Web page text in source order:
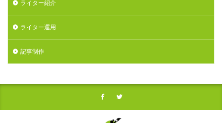
ライター紹介
ライター運用
記事制作